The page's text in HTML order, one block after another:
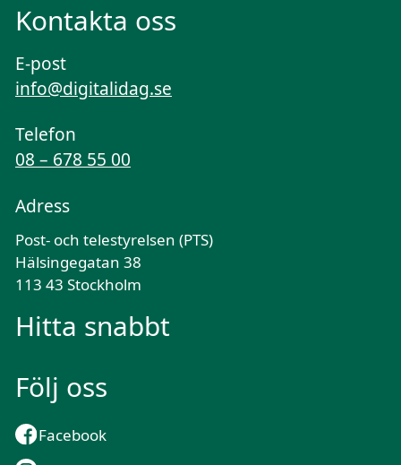
Kontakta oss
E-post
info@digitalidag.se
Telefon
08 – 678 55 00
Adress
Post- och telestyrelsen (PTS)
Hälsingegatan 38
113 43 Stockholm
Hitta snabbt
Följ oss
Facebook